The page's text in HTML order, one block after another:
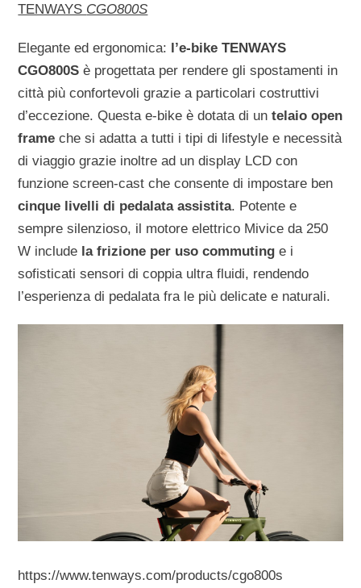
TENWAYS CGO800S
Elegante ed ergonomica: l’e-bike TENWAYS
CGO800S è progettata per rendere gli spostamenti in
città più confortevoli grazie a particolari costruttivi
d’eccezione. Questa e-bike è dotata di un telaio open
frame che si adatta a tutti i tipi di lifestyle e necessità
di viaggio grazie inoltre ad un display LCD con
funzione screen-cast che consente di impostare ben
cinque livelli di pedalata assistita. Potente e
sempre silenzioso, il motore elettrico Mivice da 250
W include la frizione per uso commuting e i
sofisticati sensori di coppia ultra fluidi, rendendo
l’esperienza di pedalata fra le più delicate e naturali.
https://www.tenways.com/products/cgo800s